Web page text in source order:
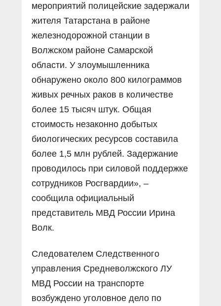
мероприятий полицейские задержали
жителя Татарстана в районе
железнодорожной станции в
Волжском районе Самарской
области. У злоумышленника
обнаружено около 800 килограммов
живых речных раков в количестве
более 15 тысяч штук. Общая
стоимость незаконно добытых
биологических ресурсов составила
более 1,5 млн рублей. Задержание
проводилось при силовой поддержке
сотрудников Росгвардии», –
сообщила официальный
представитель МВД России Ирина
Волк.
Следователем Следственного
управления Средневолжского ЛУ
МВД России на транспорте
возбуждено уголовное дело по